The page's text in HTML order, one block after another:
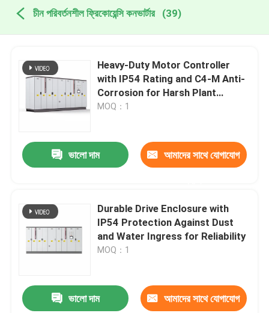
চীন পরিবর্তনশীল ফ্রিকোয়েন্সি কনভার্টার (39)
Heavy-Duty Motor Controller
with IP54 Rating and C4-M Anti-
Corrosion for Harsh Plant
Conditions
MOQ：1
ভালো দাম আমাদের সাথে যোগাযোগ
Durable Drive Enclosure with
IP54 Protection Against Dust
and Water Ingress for Reliability
MOQ：1
ভালো দাম আমাদের সাথে যোগাযোগ